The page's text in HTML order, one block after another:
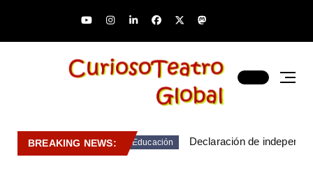
BREAKING NEWS: Educación Declaración de